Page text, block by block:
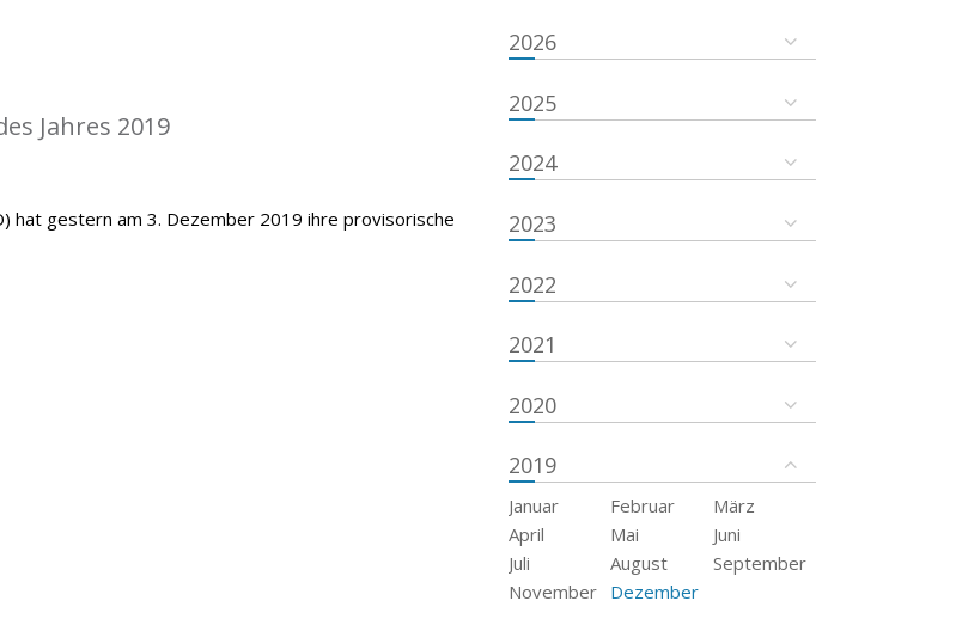
Jahres 2019
hat gestern am 3. Dezember 2019 ihre provisorische
2026
2025
2024
2023
2022
2021
2020
2019
Januar Februar
März
April
Mai
Juni
Juli
August
September
November
Dezember